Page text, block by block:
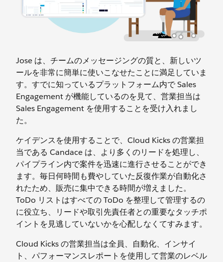
Jose は、チームのメッセージングの質と、新しいツ
ールを非常に簡単に使いこなせたことに満足していま
す。すでに知っているプラットフォーム内で Sales
Engagement が機能しているのを見て、営業担当は
Sales Engagement を使用することを受け入れまし
た。
ケイデンスを使用することで、Cloud Kicks の営業担
当である Candace は、より多くのリードを処理し、
パイプライン内で案件を迅速に進行させることができ
ます。毎日何時間も費やしていた反復作業が自動化さ
れたため、販売に集中できる時間が増えました。
ToDo リストはすべての ToDo を整理して管理するの
に役立ち、リードや取引先責任者との重要なタッチポ
イントを見逃していないかを心配しなくてすみます。
Cloud Kicks の営業担当は全員、自動化、インサイ
ト、パフォーマンスレポートを使用して営業のレベル